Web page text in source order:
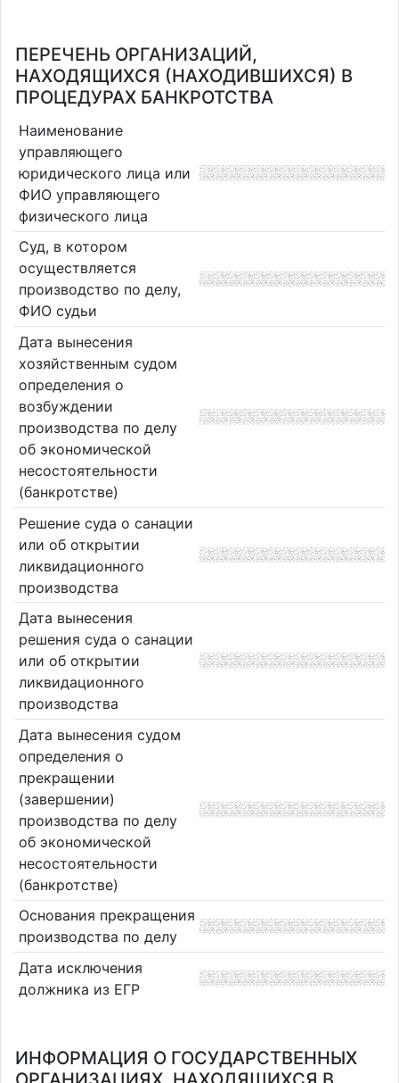
ПЕРЕЧЕНЬ ОРГАНИЗАЦИЙ,
НАХОДЯЩИХСЯ (НАХОДИВШИХСЯ) В
ПРОЦЕДУРАХ БАНКРОТСТВА
Наименование
управляющего
юридического лица или
ФИО управляющего
физического лица
Суд, в котором
осуществляется
производство по делу,
ФИО судьи
Дата вынесения
хозяйственным судом
определения о
возбуждении
производства по делу
об экономической
несостоятельности
(банкротстве)
Решение суда о санации
или об открытии
ликвидационного
производства
Дата вынесения
решения суда о санации
или об открытии
ликвидационного
производства
Дата вынесения судом
определения о
прекращении
(завершении)
производства по делу
об экономической
несостоятельности
(банкротстве)
Основания прекращения
производства по делу
Дата исключения
должника из ЕГР
ИНФОРМАЦИЯ О ГОСУДАРСТВЕННЫХ